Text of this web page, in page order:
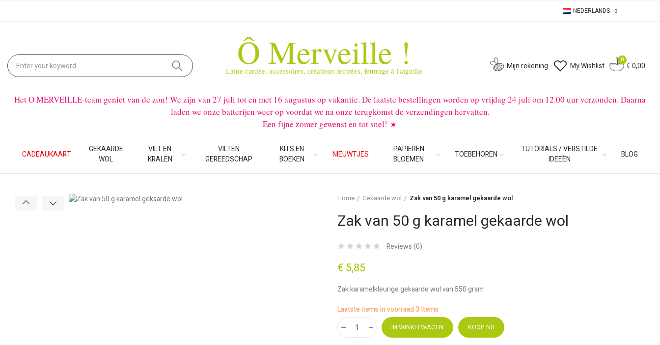
NEDERLANDS
Ô Merveille !
Laine cardée, accessoires, créations feutrées, feutrage à l'aiguille Mijn rekening My Wishlist
0
€ 0,00
Het O MERVEILLE-team geniet van de zon! We zijn van 27 juli tot en met 16 augustus op vakantie. De laatste bestellingen worden op vrijdag 24 juli om 12.00 uur verzonden. Daarna
laden we onze batterijen weer op voordat we na onze terugkomst de verzendingen hervatten.
Een fijne zomer gewenst en tot snel! ☀️
CADEAUKAART
GEKAARDE
WOL
VILT EN
KRALEN
VILTEN
GEREEDSCHAP
KITS EN
BOEKEN
NIEUWTJES
PAPIEREN
BLOEMEN
TOEBEHOREN
TUTORIALS / VERSTILDE
IDEEËN
BLOG
Home
Gekaarde wol Zak van 50 g karamel gekaarde wol
Zak van 50 g karamel gekaarde wol
Reviews (0)
€ 5,85
Zak karamelkleurige gekaarde wol van 550 gram
Laatste items in voorraad3 Items
IN WINKELWAGEN KOOP NU